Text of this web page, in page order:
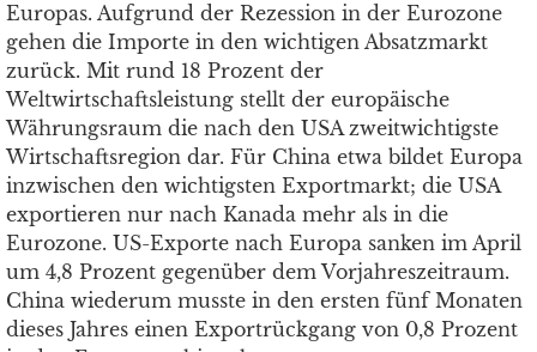
Europas. Aufgrund der Rezession in der Eurozone
gehen die Importe in den wichtigen Absatzmarkt
zurück. Mit rund 18 Prozent der
Weltwirtschaftsleistung stellt der europäische
Währungsraum die nach den USA zweitwichtigste
Wirtschaftsregion dar. Für China etwa bildet Europa
inzwischen den wichtigsten Exportmarkt; die USA
exportieren nur nach Kanada mehr als in die
Eurozone. US-Exporte nach Europa sanken im April
um 4,8 Prozent gegenüber dem Vorjahreszeitraum.
China wiederum musste in den ersten fünf Monaten
dieses Jahres einen Exportrückgang von 0,8 Prozent